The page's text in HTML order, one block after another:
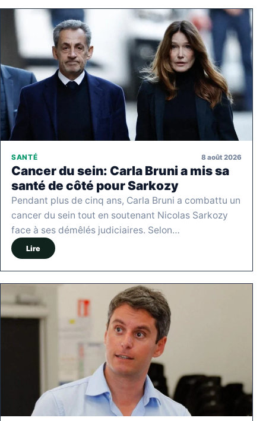
SANTÉ 8 août 2026
Cancer du sein: Carla Bruni a mis sa
santé de côté pour Sarkozy
Pendant plus de cinq ans, Carla Bruni a combattu un
cancer du sein tout en soutenant Nicolas Sarkozy
face à ses démêlés judiciaires. Selon…
Lire